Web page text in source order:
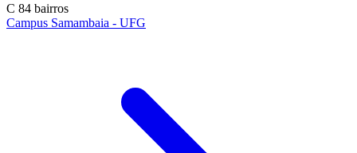
C 84 bairros
Campus Samambaia - UFG